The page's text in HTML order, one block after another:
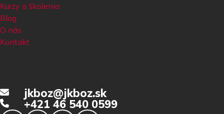
Kurzy a školenia
Blog
O nás
Kontakt
jkboz@jkboz.sk
+421 46 540 0599